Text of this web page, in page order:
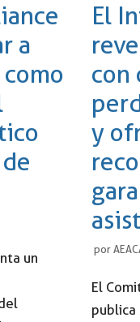
a
un
El
con
y
por
El
publica